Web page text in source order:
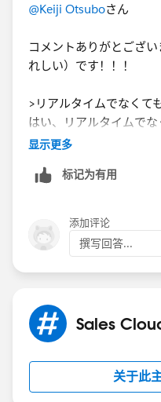
@Keiji Otsuboさん
コメントありがとござ
れしい）です！！！
>リアルタイムでなくて
はい、リアルタイムでな
はじめて知りました。
>レポートにしておけば
ばすことも可能です。
こちらも初めて知りま
显示更多
标记为有用
添加评论
撰写回答...
Sales
关于此